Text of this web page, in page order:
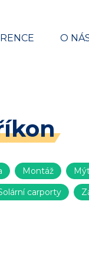
O
Montáž
carporty